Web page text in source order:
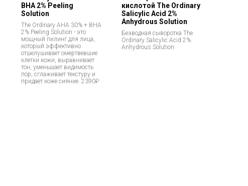
BHA 2% Peeling
Solution
The Ordinary AHA 30% + BHA
2% Peeling Solution - это
мощный пилинг для лица,
который эффективно
отшелушивает омертвевшие
клетки кожи, выравнивает
тон, уменьшает видимость
пор, сглаживает текстуру и
придает коже сияние. 2390₽
кислотой The Ordinary
Salicylic Acid 2%
Anhydrous Solution
Безводная сыворотка The
Ordinary Salicylic Acid 2%
Anhydrous Solution